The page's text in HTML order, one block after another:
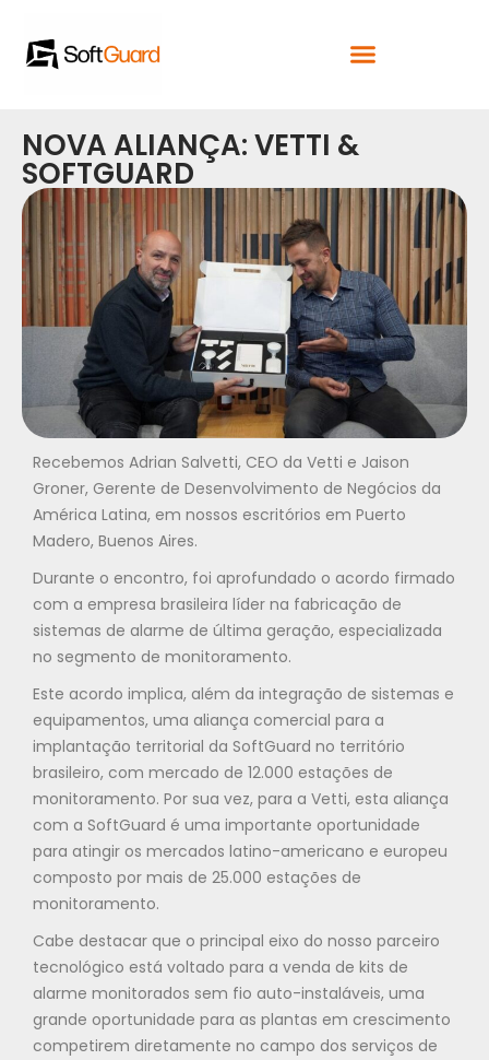
NOVA ALIANÇA: VETTI &
SOFTGUARD
Recebemos Adrian Salvetti, CEO da Vetti e Jaison
Groner, Gerente de Desenvolvimento de Negócios da
América Latina, em nossos escritórios em Puerto
Madero, Buenos Aires.
Durante o encontro, foi aprofundado o acordo firmado
com a empresa brasileira líder na fabricação de
sistemas de alarme de última geração, especializada
no segmento de monitoramento.
Este acordo implica, além da integração de sistemas e
equipamentos, uma aliança comercial para a
implantação territorial da SoftGuard no território
brasileiro, com mercado de 12.000 estações de
monitoramento. Por sua vez, para a Vetti, esta aliança
com a SoftGuard é uma importante oportunidade
para atingir os mercados latino-americano e europeu
composto por mais de 25.000 estações de
monitoramento.
Cabe destacar que o principal eixo do nosso parceiro
tecnológico está voltado para a venda de kits de
alarme monitorados sem fio auto-instaláveis, uma
grande oportunidade para as plantas em crescimento
competirem diretamente no campo dos serviços de